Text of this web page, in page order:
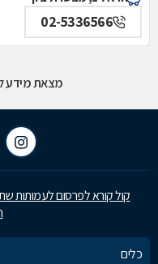
02-5336566
מצאת מידע
קול קורא לפרסום לעמותות
כלים